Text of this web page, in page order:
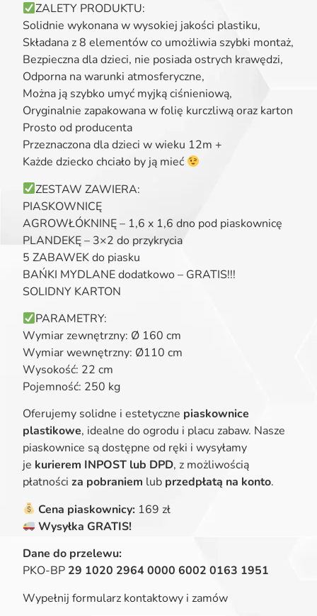
ZALETY PRODUKTU:
Solidnie wykonana w wysokiej jakości plastiku,
Składana z 8 elementów co umożliwia szybki montaż,
Bezpieczna dla dzieci, nie posiada ostrych krawędzi,
Odporna na warunki atmosferyczne,
Można ją szybko umyć myjką ciśnieniową,
Oryginalnie zapakowana w folię kurczliwą oraz karton
Prosto od producenta
Przeznaczona dla dzieci w wieku 12m +
Każde dziecko chciało by ją mieć
ZESTAW ZAWIERA:
PIASKOWNICĘ
AGROWŁÓKNINĘ – 1,6 x 1,6 dno pod piaskownicę
PLANDEKĘ – 3×2 do przykrycia
5 ZABAWEK do piasku
BAŃKI MYDLANE dodatkowo – GRATIS!!!
SOLIDNY KARTON
PARAMETRY:
Wymiar zewnętrzny: Ø 160 cm
Wymiar wewnętrzny: Ø110 cm
Wysokość: 22 cm
Pojemność: 250 kg
Oferujemy solidne i estetyczne piaskownice
plastikowe, idealne do ogrodu i placu zabaw. Nasze
piaskownice są dostępne od ręki i wysyłamy
je kurierem INPOST lub DPD, z możliwością
płatności za pobraniem lub przedpłatą na konto.
Cena piaskownicy: 169 zł
Wysyłka GRATIS!
Dane do przelewu:
PKO-BP 29 1020 2964 0000 6002 0163 1951
Wypełnij formularz kontaktowy i zamów